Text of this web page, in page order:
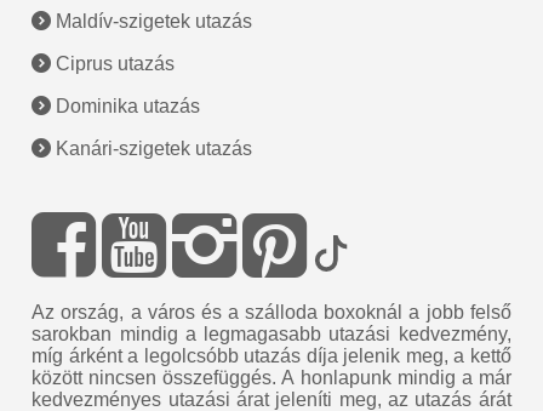
Maldív-szigetek utazás
Ciprus utazás
Dominika utazás
Kanári-szigetek utazás
Az ország, a város és a szálloda boxoknál a jobb felső
sarokban mindig a legmagasabb utazási kedvezmény,
míg árként a legolcsóbb utazás díja jelenik meg, a kettő
között nincsen összefüggés. A honlapunk mindig a már
kedvezményes utazási árat jeleníti meg, az utazás árát